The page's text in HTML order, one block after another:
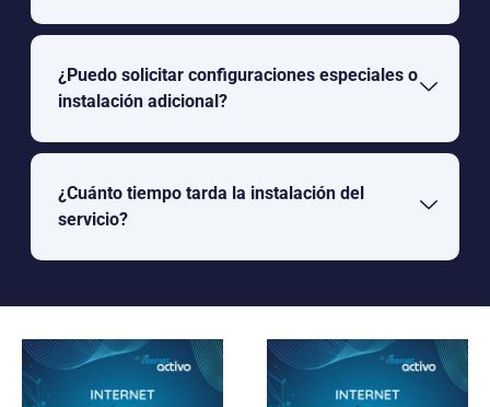
¿Puedo solicitar configuraciones especiales o
instalación adicional?
¿Cuánto tiempo tarda la instalación del
servicio?